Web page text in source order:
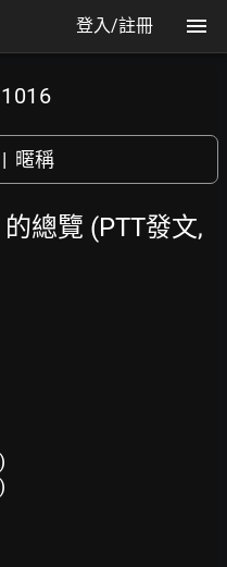
登入/註冊
| 暱稱
總覽 (PTT發文,